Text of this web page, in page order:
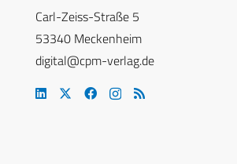
Carl-Zeiss-Straße 5
53340 Meckenheim
digital@cpm-verlag.de